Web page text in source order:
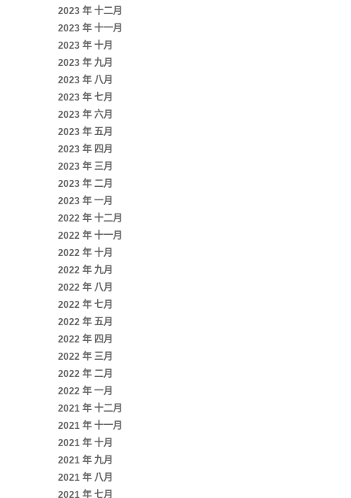
2023 年 十二月
2023 年 十一月
2023 年 十月
2023 年 九月
2023 年 八月
2023 年 七月
2023 年 六月
2023 年 五月
2023 年 四月
2023 年 三月
2023 年 二月
2023 年 一月
2022 年 十二月
2022 年 十一月
2022 年 十月
2022 年 九月
2022 年 八月
2022 年 七月
2022 年 五月
2022 年 四月
2022 年 三月
2022 年 二月
2022 年 一月
2021 年 十二月
2021 年 十一月
2021 年 十月
2021 年 九月
2021 年 八月
2021 年 七月